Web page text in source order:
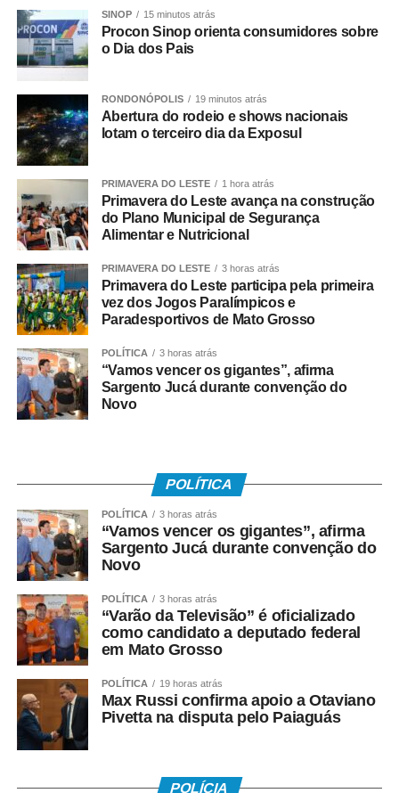
“Trata-se de um
mecanismo que visa à
valorização das boas
práticas e ao
permanente
aperfeiçoamento
técnico das pesquisas
eleitorais, por meio do
reconhecimento
público às empresas
que demonstrarem
elevada acurácia em
seus resultados”,
justificou o ministro.
receber, até a próxima sexta-feira (17), sugestões para a
definição dos critérios para a escolha dos vencedores do
selo.
Outro lado
Em nota, a Associação Brasileira de Empresas de
Pesquisa (ABEP) criticou a proposta e ressaltou que
as pesquisas medem a intenção de voto no momento
em que são realizadas e não são “previsões nem
promessas de resultado”.
“Entre a entrevista e a
SINOP 15 minutos atrás
Procon Sinop orienta consumidores sobre
o Dia dos Pais
RONDONÓPOLIS 19 minutos atrás
Abertura do rodeio e shows nacionais
lotam o terceiro dia da Exposul
PRIMAVERA DO LESTE 1 hora atrás
Primavera do Leste avança na construção
do Plano Municipal de Segurança
Alimentar e Nutricional
PRIMAVERA DO LESTE 3 horas atrás
Primavera do Leste participa pela primeira
vez dos Jogos Paralímpicos e
Paradesportivos de Mato Grosso
POLÍTICA 3 horas atrás
“Vamos vencer os gigantes”, afirma
Sargento Jucá durante convenção do
Novo
POLÍTICA
POLÍTICA 3 horas atrás
“Vamos vencer os gigantes”, afirma
Sargento Jucá durante convenção do
Novo
POLÍTICA 3 horas atrás
“Varão da Televisão” é oficializado
como candidato a deputado federal
em Mato Grosso
POLÍTICA 19 horas atrás
Max Russi confirma apoio a Otaviano
Pivetta na disputa pelo Paiaguás
POLÍCIA